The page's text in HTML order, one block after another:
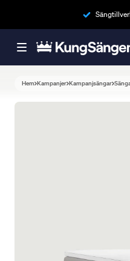
Hem Kampanjer Kampanjsängar